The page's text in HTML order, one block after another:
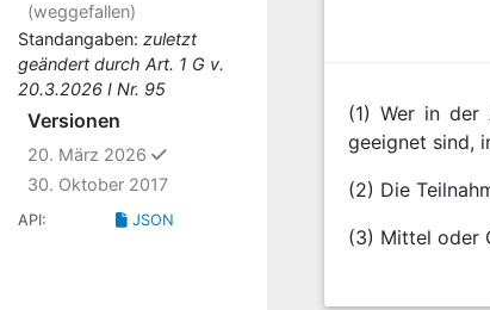
(weggefallen)
Standangaben: zuletzt
geändert durch Art. 1 G v.
20.3.2026 I Nr. 95
Versionen
20. März 2026
ausgewählt
30. Oktober 2017
API: JSON
(1) Wer in der
geeignet sind,
(2) Die
(3) Mittel oder